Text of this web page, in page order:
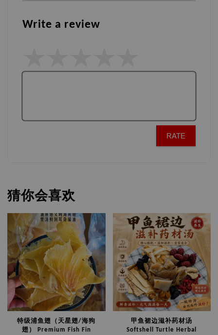
Write a review
RATE
猜你会喜欢
特级浦鱼翅（天星翅/海狗
翅） Premium Fish Fin
甲鱼裙边滋补药材汤
Softshell Turtle Herbal